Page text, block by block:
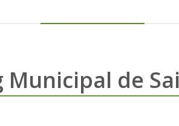
Municipal de